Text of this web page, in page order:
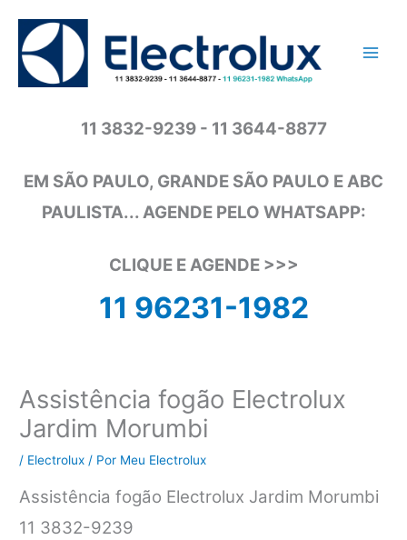
conteúdo
11 3832-9239 - 11 3644-8877
EM SÃO PAULO, GRANDE SÃO PAULO E ABC
PAULISTA... AGENDE PELO WHATSAPP:
CLIQUE E AGENDE >>>
11 96231-1982
Assistência fogão Electrolux
Jardim Morumbi
/ Electrolux / Por Meu Electrolux
Assistência fogão Electrolux Jardim Morumbi
11 3832-9239